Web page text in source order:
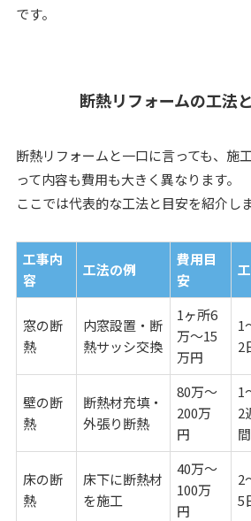
です。
断熱リフォームの工法
断熱リフォームと一口に言っても、施
って内容も費用も大きく異なります。
ここでは代表的な工法と目安を紹介しま
工事内
容
工法の例
費用目
安
窓の断
熱
内窓設置・断
熱サッシ交換
1ヶ所6
万～15
万円
1
2
壁の断
熱
断熱材充填・
外張り断熱
80万～
200万
円
1
2
間
床の断
熱
床下に断熱材
を施工
40万～
100万
円
2
5